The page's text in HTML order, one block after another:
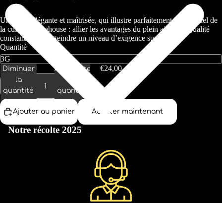
Une fleur élégante et maîtrisée, qui illustre parfaitement le potentiel de
la culture greenhouse : allier les avantages du plein air à une qualité
constante, pour atteindre un niveau d’exigence supérieur.
Quantité
€24,00
Diminuer
la
quantité
Augmenter
quantité
Ajouter au panier Acheter maintenant
Notre récolte 2025